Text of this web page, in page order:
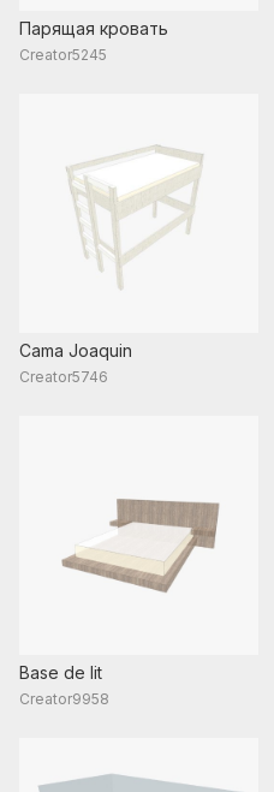
Парящая кровать
Creator5245
Cama Joaquin
Creator5746
Base de lit
Creator9958